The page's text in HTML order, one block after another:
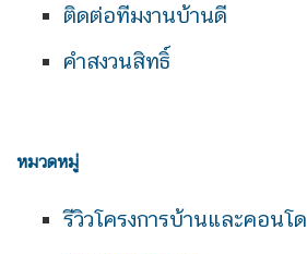
ติดต่อทีมงานบ้านดี
คำสงวนสิทธิ์
หมวดหมู่
รีวิวโครงการบ้านและคอนโด